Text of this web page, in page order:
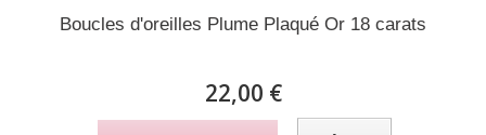
Boucles d'oreilles Plume Plaqué Or 18 carats
22,00 €